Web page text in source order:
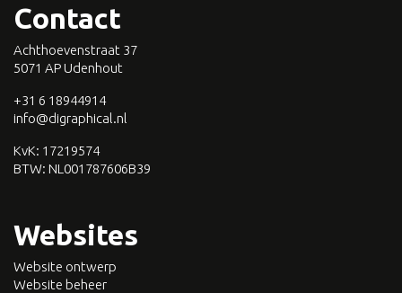
Contact
Achthoevenstraat 37
5071 AP Udenhout
+31 6 18944914
info@digraphical.nl
KvK: 17219574
BTW: NL001787606B39
Websites
Website ontwerp
Website beheer